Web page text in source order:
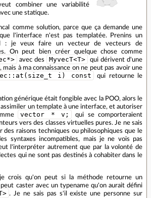
combiner une variabilité
une statique.
comme solution, parce que ça demande une
l'interface n'est pas templatée. Prenins un
: je veux faire un vecteur de vecteurs de
On peut bien créer quelque chose comme
avec des MyvecT<T>
qui dérivent d'une
, mais à ma connaissance on ne peut pas avoir une
i) const
qui retourne le
générique était fongible avec la POO, alors le
assimiler un template à une interface, et autoriser
vector * v;
qui se comporteraient
vers des classes virtuelles pures. Je ne sais
des raisons techniques ou philosophiques que le
syntaxes incompatibles, mais je ne vois pas
l'interpréter autrement que par la volonté de
qui ne sont pas destinés à cohabiter dans le
crois qu'on peut si la méthode retourne un
caster avec un typename qu'on aurait défini
. Je ne sais pas s'il existe une personne sur